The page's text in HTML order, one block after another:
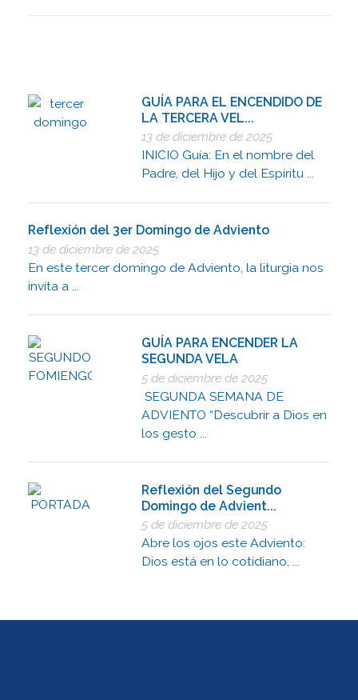
GUÍA PARA EL ENCENDIDO DE
LA TERCERA VEL...
13 de diciembre de 2025
INICIO Guía: En el nombre del
Padre, del Hijo y del Espíritu ...
Reflexión del 3er Domingo de Adviento
13 de diciembre de 2025
En este tercer domingo de Adviento, la liturgia nos
invita a ...
GUÍA PARA ENCENDER LA
SEGUNDA VELA
5 de diciembre de 2025
SEGUNDA SEMANA DE
ADVIENTO “Descubrir a Dios en
los gesto ...
Reflexión del Segundo
Domingo de Advient...
5 de diciembre de 2025
Abre los ojos este Adviento:
Dios está en lo cotidiano, ...